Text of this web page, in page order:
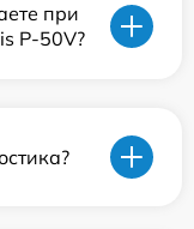
при
P-50V?